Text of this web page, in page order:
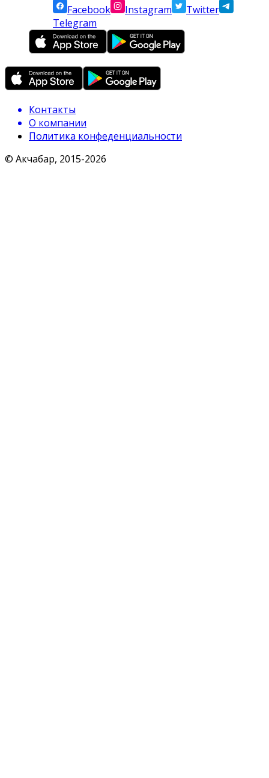
Facebook
Instagram
Twitter
Telegram
Контакты
О компании
Политика конфеденциальности
© Акчабар, 2015-2026